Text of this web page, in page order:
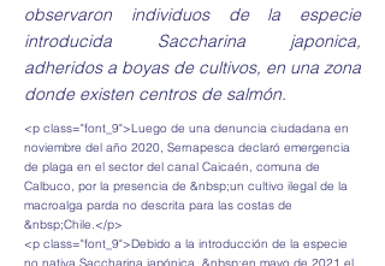
observaron individuos de la especie
introducida Saccharina japonica,
adheridos a boyas de cultivos, en una zona
donde existen centros de salmón.
<p class="font_9">Luego de una denuncia ciudadana en
noviembre del año 2020, Sernapesca declaró emergencia
de plaga en el sector del canal Caicaén, comuna de
Calbuco, por la presencia de &nbsp;un cultivo ilegal de la
macroalga parda no descrita para las costas de
&nbsp;Chile.</p>
<p class="font_9">Debido a la introducción de la especie